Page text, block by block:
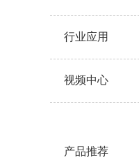
行业应用
视频中心
产品推荐